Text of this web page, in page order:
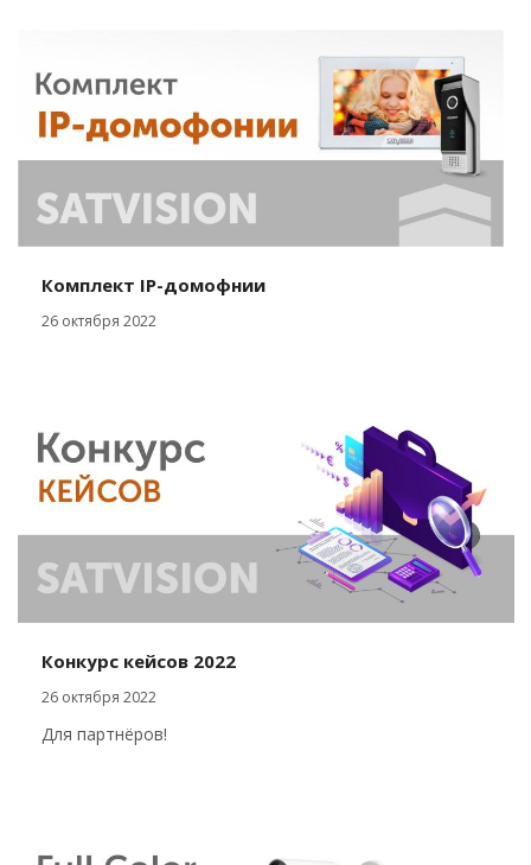
Комплект IP-домофнии
26 октября 2022
Конкурс кейсов 2022
26 октября 2022
Для партнёров!